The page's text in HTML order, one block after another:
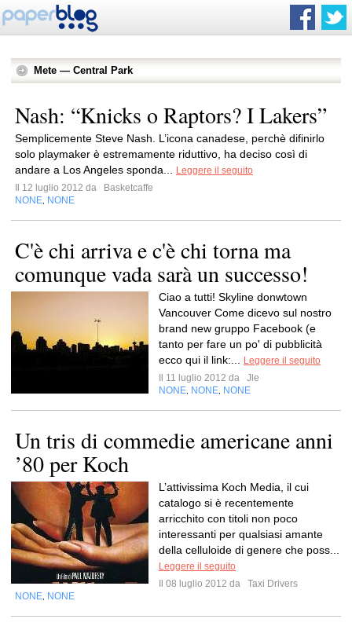
Mete — Central Park
Nash: “Knicks o Raptors? I Lakers”
Semplicemente Steve Nash. L’icona canadese, perchè difinirlo
solo playmaker è estremamente riduttivo, ha deciso così di
andare a Los Angeles sponda...
Leggere il seguito
Il 12 luglio 2012 da
Basketcaffe
NONE NONE
C'è chi arriva e c'è chi torna ma
comunque vada sarà un successo!
Ciao a tutti! Skyline donwtown
Vancouver Come dicevo sul nostro
brand new gruppo Facebook (e
tanto per fare un po' di pubblicità
ecco qui il link:...
Leggere il seguito
Il 11 luglio 2012 da
Jle
NONE NONE NONE
Un tris di commedie americane anni
’80 per Koch
L’attivissima Koch Media, il cui
catalogo si è recentemente
arricchito con titoli non poco
interessanti per qualsiasi amante
della celluloide di genere che poss...
Leggere il seguito
Il 08 luglio 2012 da
Taxi Drivers
NONE NONE